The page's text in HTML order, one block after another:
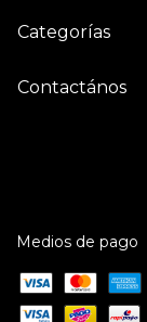
Categorías
Contactános
Medios de pago